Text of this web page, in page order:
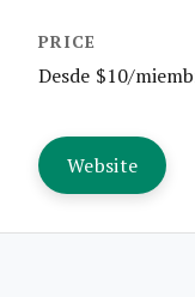
Desde $10/
Website